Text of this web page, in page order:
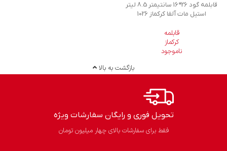
قابلمه گود 26*16 سانتیمتر 8.5 لیتر
استیل مات آلفا کرکماز 1026
قابلمه
کرکماز
ناموجود
بازگشت به بالا
تحویل فوری و رایگان سفارشات ویژه
فقط برای سفارشات بالای چهار میلیون تومان